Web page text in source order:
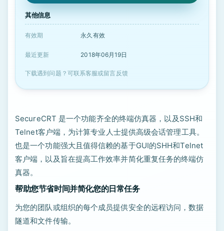
其他信息
有效期 永久有效
最近更新 2018年06月19日
下载遇到问题？可联系客服或留言反馈
SecureCRT 是一个功能齐全的终端仿真器，以及SSH和
Telnet客户端，为计算专业人士提供高级会话管理工具。
也是一个功能强大且值得信赖的基于GUI的SHH和Telnet
客户端，以及旨在提高工作效率并简化重复任务的终端仿
真器。
帮助您节省时间并简化您的日常任务
为您的团队或组织的每个成员提供安全的远程访问，数据
隧道和文件传输。